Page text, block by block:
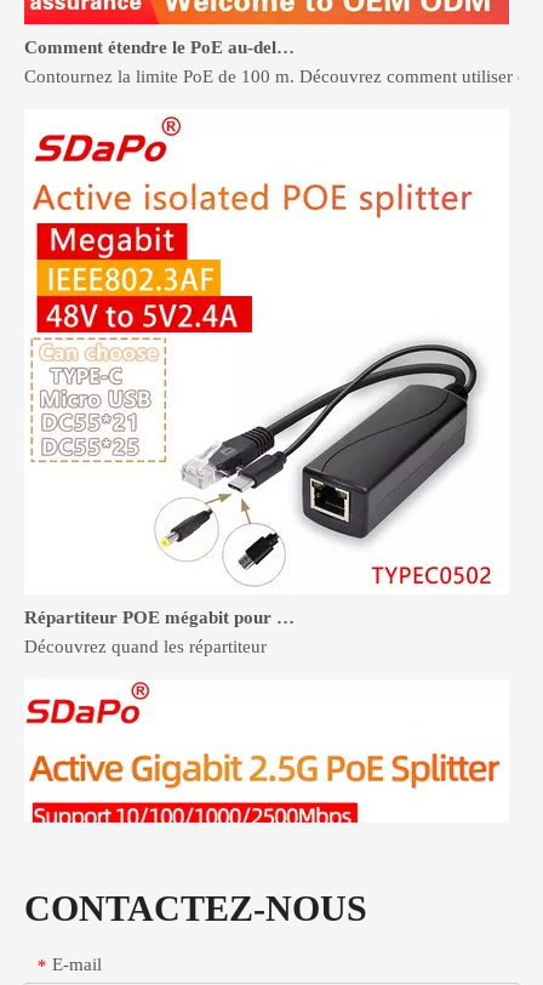
Comment étendre le PoE au-delà de 100 mètres sans recâblage
Contournez la limite PoE de 100 m. Découvrez comment utiliser
Découvrez quand les répartiteur
CONTACTEZ-NOUS
* E-mail